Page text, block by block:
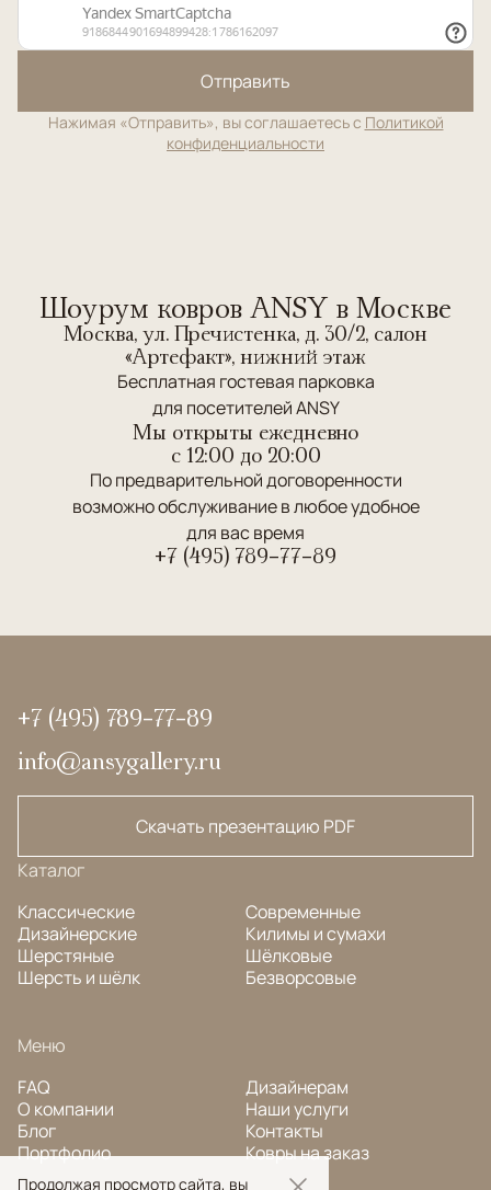
Отправить
Нажимая «Отправить», вы соглашаетесь с Политикой
конфиденциальности
Шоурум ковров ANSY в Москве
Москва, ул. Пречистенка, д. 30/2, салон
«Артефакт», нижний этаж
Бесплатная гостевая парковка
для посетителей ANSY
Мы открыты ежедневно
c 12:00 до 20:00
По предварительной договоренности
возможно обслуживание в любое удобное
для вас время
+7 (495) 789-77-89
+7 (495) 789-77-89
info@ansygallery.ru
Скачать презентацию PDF
Каталог
Классические
Дизайнерские
Шерстяные
Шерсть и шёлк
Современные
Килимы и сумахи
Шёлковые
Безворсовые
Меню
FAQ
О компании
Блог
Портфолио
Дизайнерам
Наши услуги
Контакты
Ковры на заказ
Продолжая просмотр сайта, вы